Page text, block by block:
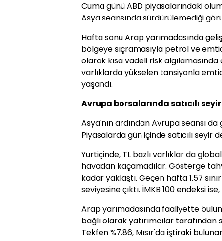
Cuma günü ABD piyasalarındaki
Asya seansında sürdürülemediği
Hafta sonu Arap yarımadasında
bölgeye sıçramasıyla petrol ve
olarak kısa vadeli risk algılamasında
varlıklarda yükselen tansiyonla
yaşandı.
Avrupa borsalarında satıcılı
Asya'nın ardından Avrupa seansı
Piyasalarda gün içinde satıcılı seyir
Yurtiçinde, TL bazlı varlıklar da
havadan kaçamadılar. Gösterge
kadar yaklaştı. Geçen hafta 1.57
seviyesine çıktı. İMKB 100 endeksi
Arap yarımadasında faaliyette
bağlı olarak yatırımcılar
Tekfen %7.86, Mısır'da iştiraki